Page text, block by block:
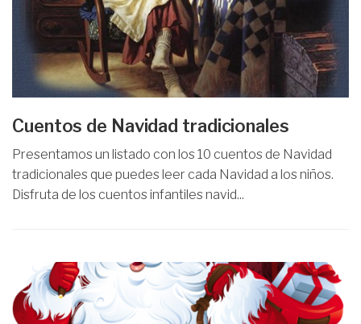
Cuentos de Navidad tradicionales
Presentamos un listado con los 10 cuentos de Navidad
tradicionales que puedes leer cada Navidad a los niños.
Disfruta de los cuentos infantiles navid...